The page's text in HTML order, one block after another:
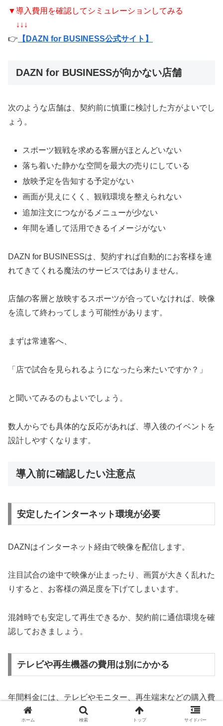
▼導入費用を確認してシミュレーションしてみる
↓↓↓
👉 【DAZN for BUSINESS公式サイト】
DAZN for BUSINESSが向かない店舗
次のような店舗は、契約前に慎重に検討した方がよいでし
ょう。
スポーツ観戦を求める客層がほとんどいない
落ち着いた静かな空間を最大の売りにしている
放映予定を告知する予定がない
画面が見えにくく、観戦環境を整えられない
追加注文につながるメニューが少ない
年間を通して活用できるイメージがない
DAZN for BUSINESSは、契約すれば自動的にお客様を連
れてきてくれる魔法のサービスではありません。
店舗の客層と放映するスポーツが合っていなければ、映像
を流して終わってしまう可能性があります。
まずは常連客へ、
「店で試合を見られるようになったら来たいですか？」
と聞いてみるのもよいでしょう。
数人からでも具体的な反応があれば、導入後のイベントを
設計しやすくなります。
導入前に確認したい注意点
安定したインターネット環境が必要
DAZNはインターネット経由で映像を配信します。
注目試合の途中で映像が止まったり、画質が大きく乱れた
りすると、お客様の満足度を下げてしまいます。
混雑時でも安定して再生できるか、契約前に通信環境を確
認しておきましょう。
テレビや再生機器の費用は別にかかる
年間料金には、テレビやモニター、再生端末などの購入費
は含まれていません。
ホーム 検索 トップ サイドバー